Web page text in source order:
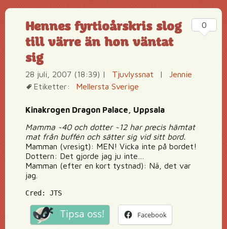
Hennes fyrtioårskris slog
till värre än hon väntat
sig
28 juli, 2007 (18:39) | Tjuvlyssnat |
Jennie
Etiketter:
Mellersta Sverige
Kinakrogen Dragon Palace, Uppsala
Mamma ~40 och dotter ~12 har precis hämtat
mat från buffén och sätter sig vid sitt bord.
Mamman (vresigt): MEN! Vicka inte på bordet!
Dottern: Det gjorde jag ju inte…
Mamman (efter en kort tystnad): Nä, det var
jag.
Cred: JTS
Tipsa oss! Facebook
0